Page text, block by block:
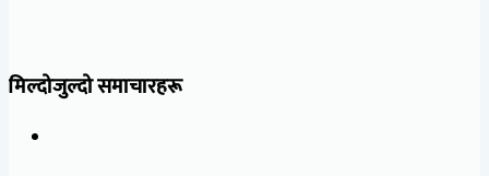
मिल्दोजुल्दो समाचारहरू